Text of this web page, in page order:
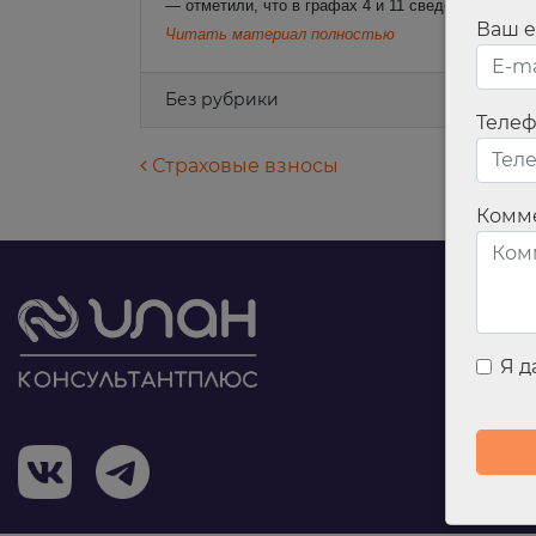
— отметили, что в графах 4 и 11 сведений о
Читать материал полностью
Без рубрики
Навигация по
Страховые взносы
Ваш
Я